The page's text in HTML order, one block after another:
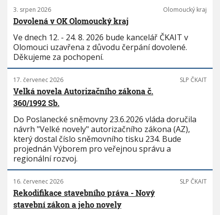
3. srpen 2026 Olomoucký kraj
Dovolená v OK Olomoucký kraj
Ve dnech 12. - 24. 8. 2026 bude kancelář ČKAIT v
Olomouci uzavřena z důvodu čerpání dovolené.
Děkujeme za pochopení.
17. červenec 2026 SLP ČKAIT
Velká novela Autorizačního zákona č.
360/1992 Sb.
Do Poslanecké sněmovny 23.6.2026 vláda doručila
návrh "Velké novely" autorizačního zákona (AZ),
který dostal číslo sněmovního tisku 234. Bude
projednán Výborem pro veřejnou správu a
regionální rozvoj.
16. červenec 2026 SLP ČKAIT
Rekodifikace stavebního práva - Nový
stavební zákon a jeho novely